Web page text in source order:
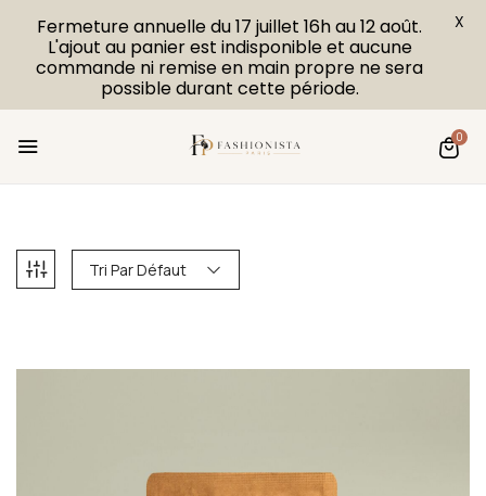
0
Tri Par Défaut
Fermeture annuelle du 17 juillet 16h au 12 août.
L'ajout au panier est indisponible et aucune
commande ni remise en main propre ne sera
possible durant cette période.
X